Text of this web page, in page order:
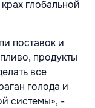
глобальной
поставок и
продукты
все
голода и
системы», -